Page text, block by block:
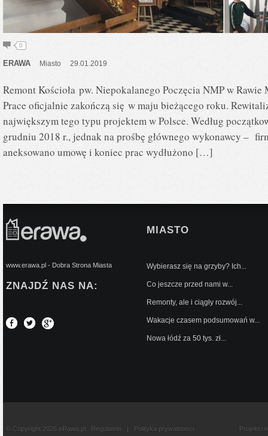
0
ERAWA Miasto 29.01.2019
Remont Kościoła pw. Niepokalanego Poczęcia NMP w
Prace oficjalnie zakończą się w maju bieżącego roku.
największym tego typu projektem w Polsce. Według
grudniu 2018 r., jednak na prośbę głównego wykonawcy –
aneksowano umowę i koniec prac wydłużono […]
www.erawa.pl - Dobra Strona Miasta
ZNAJDŹ NAS NA:
MIASTO
Wybierasz się na grzyby? Ich...
Co jeszcze przed nami w...
Remonty, ale i ciągły rozwój...
Wakacje czasem podsumowań w...
Nowa łódź za 50 tys. zł...
© Copyright 2026 eRawa.pl Regulamin | Polityka prywatnosci Projekt i